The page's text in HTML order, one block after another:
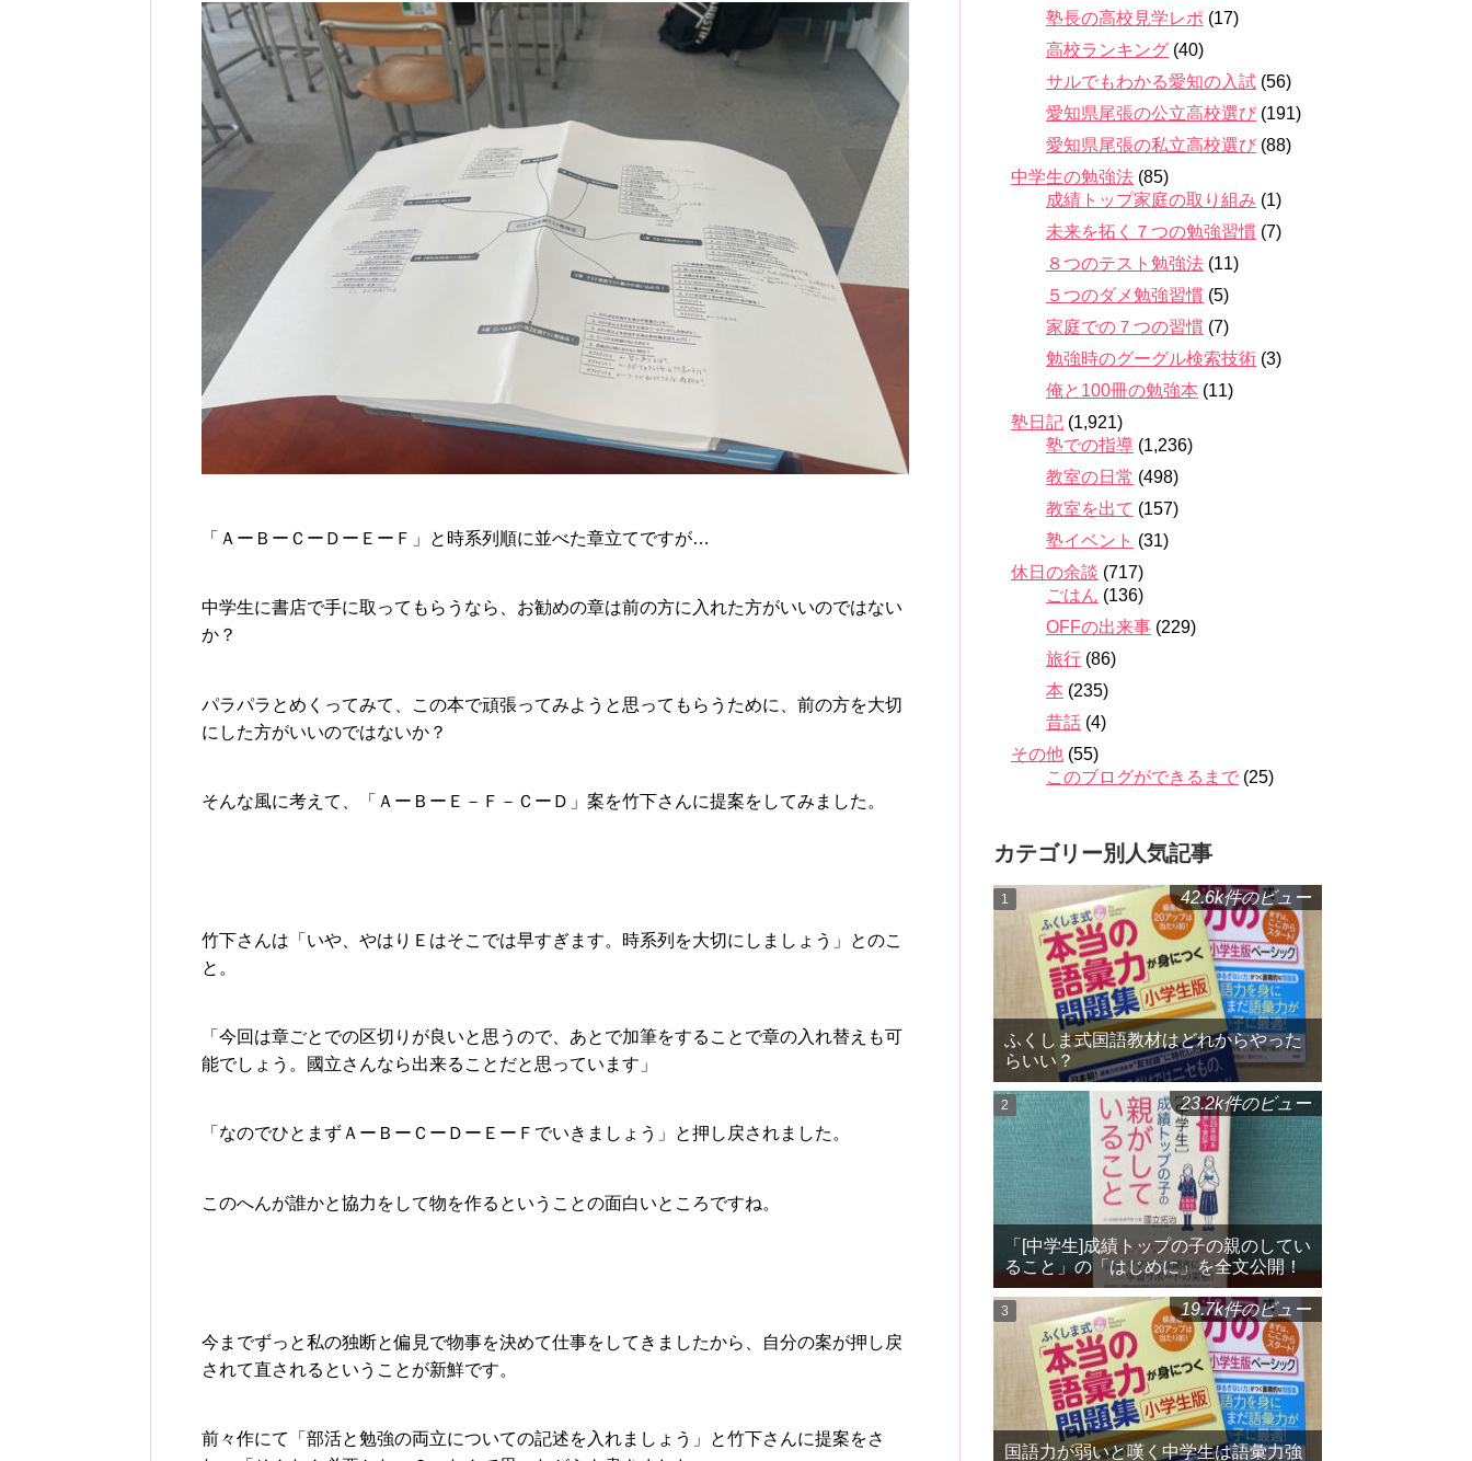
「ＡーＢーＣーＤーＥーＦ」と時系列順に並べた章立てですが…
中学生に書店で手に取ってもらうなら、お勧めの章は前の方に入れた方がいいのではない
か？
パラパラとめくってみて、この本で頑張ってみようと思ってもらうために、前の方を大切
にした方がいいのではないか？
そんな風に考えて、「ＡーＢーＥ－Ｆ－ＣーＤ」案を竹下さんに提案をしてみました。
竹下さんは「いや、やはりＥはそこでは早すぎます。時系列を大切にしましょう」とのこ
と。
「今回は章ごとでの区切りが良いと思うので、あとで加筆をすることで章の入れ替えも可
能でしょう。國立さんなら出来ることだと思っています」
「なのでひとまずＡーＢーＣーＤーＥーＦでいきましょう」と押し戻されました。
このへんが誰かと協力をして物を作るということの面白いところですね。
今までずっと私の独断と偏見で物事を決めて仕事をしてきましたから、自分の案が押し戻
されて直されるということが新鮮です。
前々作にて「部活と勉強の両立についての記述を入れましょう」と竹下さんに提案をさ
塾長の高校見学レポ (17)
高校ランキング (40)
サルでもわかる愛知の入試 (56)
愛知県尾張の公立高校選び (191)
愛知県尾張の私立高校選び (88)
中学生の勉強法 (85)
成績トップ家庭の取り組み (1)
未来を拓く７つの勉強習慣 (7)
８つのテスト勉強法 (11)
５つのダメ勉強習慣 (5)
家庭での７つの習慣 (7)
勉強時のグーグル検索技術 (3)
俺と100冊の勉強本 (11)
塾日記 (1,921)
塾での指導 (1,236)
教室の日常 (498)
教室を出て (157)
塾イベント (31)
休日の余談 (717)
ごはん (136)
OFFの出来事 (229)
旅行 (86)
本 (235)
昔話 (4)
その他 (55)
このブログができるまで (25)
カテゴリー別人気記事
ふくしま式国語教材はどれからやった
らいい？
42.6k件のビュー
「[中学生]成績トップの子の親のしてい
ること」の「はじめに」を全文公開！
23.2k件のビュー
国語力が弱いと嘆く中学生は語彙力強
19.7k件のビュー